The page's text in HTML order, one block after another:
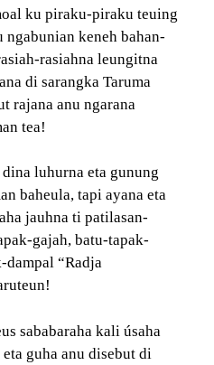
ku piraku-piraku teuing
ngabunian keneh bahan-
rasiahna leungitna
di sarangka Taruma
rajana anu ngarana
tea!
luhurna eta gunung
baheula, tapi ayana eta
jauhna ti patilasan-
gajah, batu-tapak-
dampal “Radja
sababaraha kali úsaha
guha anu disebut di